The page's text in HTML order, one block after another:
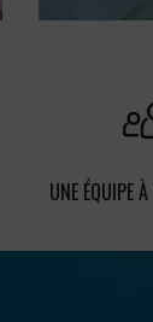
UNE ÉQUIPE